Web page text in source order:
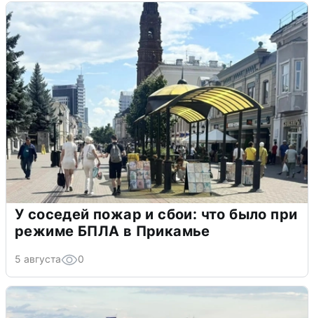
У соседей пожар и сбои: что было при
режиме БПЛА в Прикамье
5 августа 0